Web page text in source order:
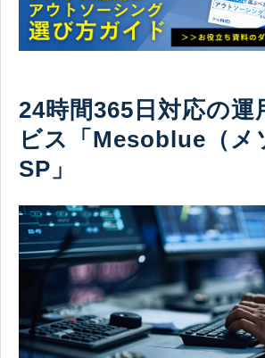
24時間365日対応の運
ビス「Mesoblue（メ
SP」